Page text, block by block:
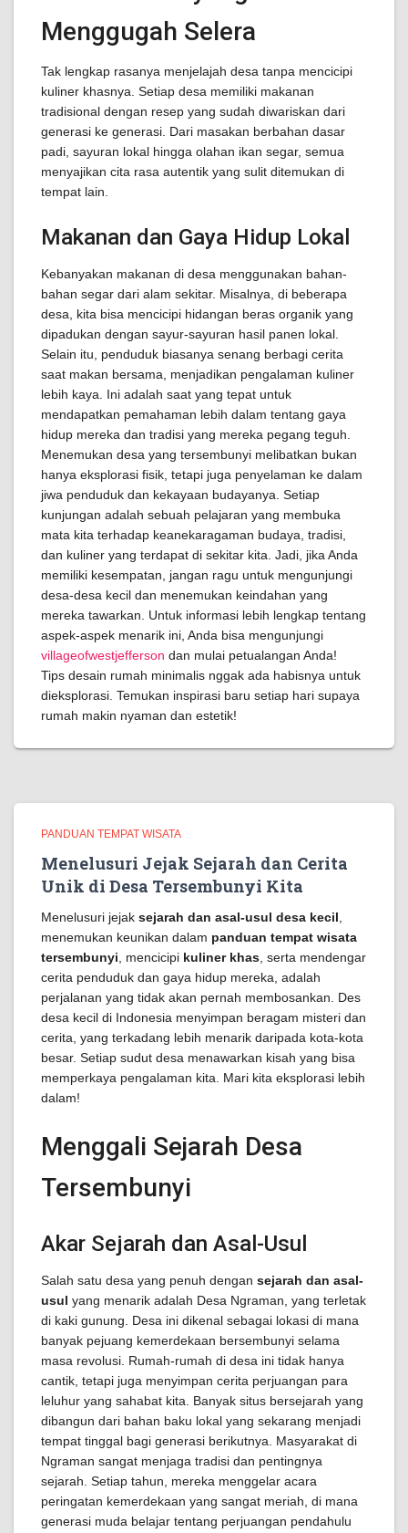
Menggugah Selera
Tak lengkap rasanya menjelajah desa tanpa mencicipi
kuliner khasnya. Setiap desa memiliki makanan
tradisional dengan resep yang sudah diwariskan dari
generasi ke generasi. Dari masakan berbahan dasar
padi, sayuran lokal hingga olahan ikan segar, semua
menyajikan cita rasa autentik yang sulit ditemukan di
tempat lain.
Makanan dan Gaya Hidup Lokal
Kebanyakan makanan di desa menggunakan bahan-
bahan segar dari alam sekitar. Misalnya, di beberapa
desa, kita bisa mencicipi hidangan beras organik yang
dipadukan dengan sayur-sayuran hasil panen lokal.
Selain itu, penduduk biasanya senang berbagi cerita
saat makan bersama, menjadikan pengalaman kuliner
lebih kaya. Ini adalah saat yang tepat untuk
mendapatkan pemahaman lebih dalam tentang gaya
hidup mereka dan tradisi yang mereka pegang teguh.
Menemukan desa yang tersembunyi melibatkan bukan
hanya eksplorasi fisik, tetapi juga penyelaman ke dalam
jiwa penduduk dan kekayaan budayanya. Setiap
kunjungan adalah sebuah pelajaran yang membuka
mata kita terhadap keanekaragaman budaya, tradisi,
dan kuliner yang terdapat di sekitar kita. Jadi, jika Anda
memiliki kesempatan, jangan ragu untuk mengunjungi
desa-desa kecil dan menemukan keindahan yang
mereka tawarkan. Untuk informasi lebih lengkap tentang
aspek-aspek menarik ini, Anda bisa mengunjungi
villageofwestjefferson dan mulai petualangan Anda!
Tips desain rumah minimalis nggak ada habisnya untuk
dieksplorasi. Temukan inspirasi baru setiap hari supaya
rumah makin nyaman dan estetik!
PANDUAN TEMPAT WISATA
Menelusuri Jejak Sejarah dan Cerita
Unik di Desa Tersembunyi Kita
Menelusuri jejak sejarah dan asal-usul desa kecil
menemukan keunikan dalam panduan tempat wisata
tersembunyi , mencicipi kuliner khas , serta mendengar
cerita penduduk dan gaya hidup mereka, adalah
perjalanan yang tidak akan pernah membosankan. Des
desa kecil di Indonesia menyimpan beragam misteri dan
cerita, yang terkadang lebih menarik daripada kota-kota
besar. Setiap sudut desa menawarkan kisah yang bisa
memperkaya pengalaman kita. Mari kita eksplorasi lebih
dalam!
Menggali Sejarah Desa
Tersembunyi
Akar Sejarah dan Asal-Usul
Salah satu desa yang penuh dengan sejarah dan asal-
usul yang menarik adalah Desa Ngraman, yang terletak
di kaki gunung. Desa ini dikenal sebagai lokasi di mana
banyak pejuang kemerdekaan bersembunyi selama
masa revolusi. Rumah-rumah di desa ini tidak hanya
cantik, tetapi juga menyimpan cerita perjuangan para
leluhur yang sahabat kita. Banyak situs bersejarah yang
dibangun dari bahan baku lokal yang sekarang menjadi
tempat tinggal bagi generasi berikutnya. Masyarakat di
Ngraman sangat menjaga tradisi dan pentingnya
sejarah. Setiap tahun, mereka menggelar acara
peringatan kemerdekaan yang sangat meriah, di mana
generasi muda belajar tentang perjuangan pendahulu